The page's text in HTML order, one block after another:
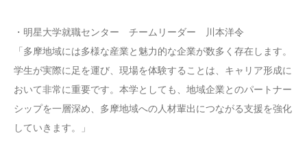
・明星大学就職センター チームリーダー 川本洋令
「多摩地域には多様な産業と魅力的な企業が数多く存在します。
学生が実際に足を運び、現場を体験することは、キャリア形成に
おいて非常に重要です。本学としても、地域企業とのパートナー
シップを一層深め、多摩地域への人材輩出につながる支援を強化
していきます。」